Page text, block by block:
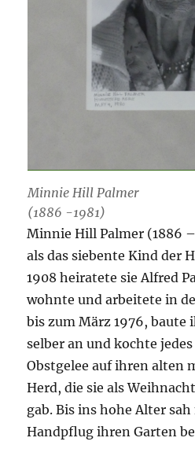
Minnie Hill Palmer
(1886 -1981)
Minnie Hill Palmer (1886
als das siebente Kind der
1908 heiratete sie Alfred
wohnte und arbeitete in
bis zum März 1976, baute
selber an und kochte jedes
Obstgelee auf ihren alten
Herd, die sie als
gab. Bis ins hohe Alter
Handpflug ihren Garten